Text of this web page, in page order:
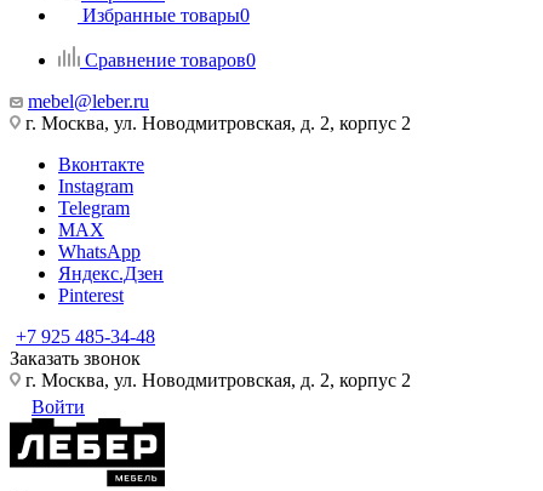
Избранные товары0
Сравнение товаров0
mebel@leber.ru
г. Москва, ул. Новодмитровская, д. 2, корпус 2
Вконтакте
Instagram
Telegram
MAX
WhatsApp
Яндекс.Дзен
Pinterest
+7 925 485-34-48
Заказать звонок
г. Москва, ул. Новодмитровская, д. 2, корпус 2
Войти